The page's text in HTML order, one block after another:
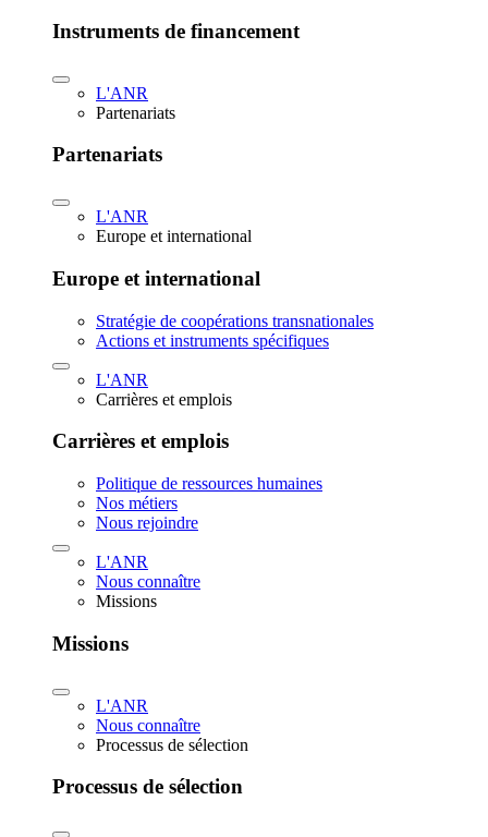
Instruments de financement
L'ANR
Partenariats
Partenariats
L'ANR
Europe et international
Europe et international
Stratégie de coopérations transnationales
Actions et instruments spécifiques
L'ANR
Carrières et emplois
Carrières et emplois
Politique de ressources humaines
Nos métiers
Nous rejoindre
L'ANR
Nous connaître
Missions
Missions
L'ANR
Nous connaître
Processus de sélection
Processus de sélection